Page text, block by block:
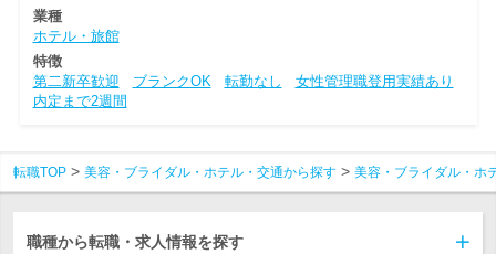
業種
ホテル・旅館
特徴
第二新卒歓迎
ブランクOK 転勤なし
女性管理職登用実績あり
内定まで2週間
転職TOP 美容・ブライダル・ホテル・交通から探す 美容・ブライダル・ホ
職種から転職・求人情報を探す